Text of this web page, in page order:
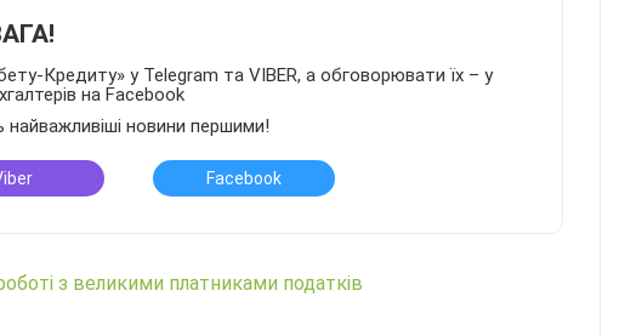
Кредиту» у Telegram та VIBER, а обговорювати їх – у
на Facebook
найважливіші новини першими!
Facebook
з великими платниками податків